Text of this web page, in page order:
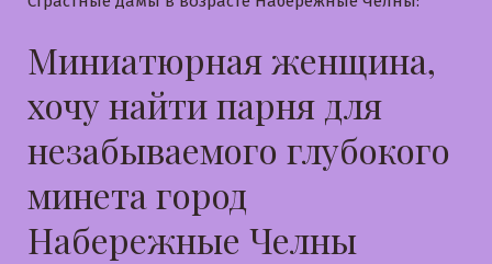
Миниатюрная женщина,
хочу найти парня для
незабываемого глубокого
минета город
Набережные Челны